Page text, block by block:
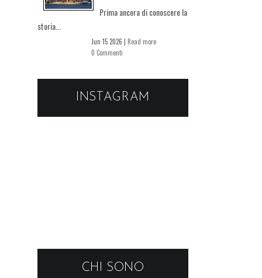
Prima ancora di conoscere la
storia...
Jun 15 2026 | Read more
0 Commenti
INSTAGRAM
CHI SONO